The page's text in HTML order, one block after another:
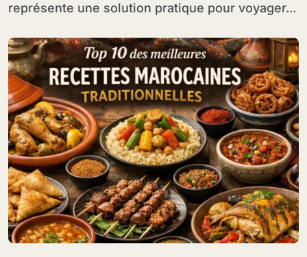
représente une solution pratique pour voyager...